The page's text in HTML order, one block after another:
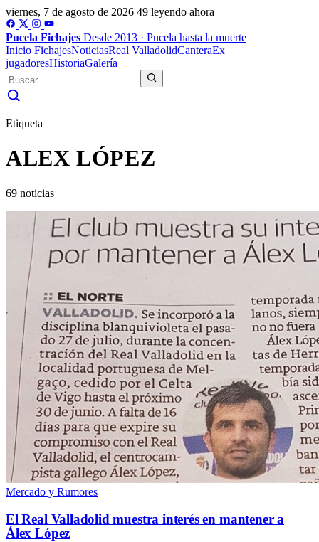
viernes, 7 de agosto de 2026 49 leyendo ahora
Pucela Fichajes Desde 2013 · Pucela hasta la muerte
Inicio FichajesNoticiasReal ValladolidCanteraEx
jugadoresHistoriaGalería
Etiqueta
ALEX LÓPEZ
69 noticias
Mercado y Rumores
El Real Valladolid muestra interés en mantener a
Álex López